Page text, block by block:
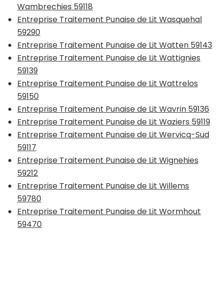
Wambrechies 59118
Entreprise Traitement Punaise de Lit Wasquehal
59290
Entreprise Traitement Punaise de Lit Watten 59143
Entreprise Traitement Punaise de Lit Wattignies
59139
Entreprise Traitement Punaise de Lit Wattrelos
59150
Entreprise Traitement Punaise de Lit Wavrin 59136
Entreprise Traitement Punaise de Lit Waziers 59119
Entreprise Traitement Punaise de Lit Wervicq-Sud
59117
Entreprise Traitement Punaise de Lit Wignehies
59212
Entreprise Traitement Punaise de Lit Willems
59780
Entreprise Traitement Punaise de Lit Wormhout
59470